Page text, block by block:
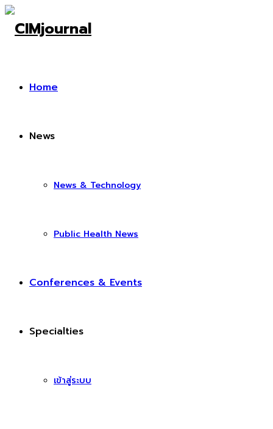
Home
News
News & Technology
Public Health News
Conferences & Events
Specialties
เข้าสู่ระบบ